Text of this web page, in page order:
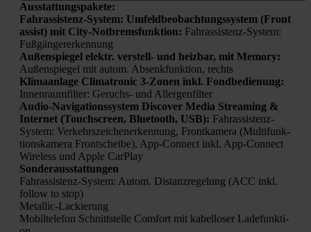
Aus­stat­tungs­pa­ke­te:
Fahr­as­sis­tenz-Sys­tem: Umfeld­be­ob­ach­tungs­sys­tem (Front
assist) mit City-Not­brems­funk­ti­on: Fahr­as­sis­tenz-Sys­tem:
Fuß­gän­ger­erken­nung
Außen­spie­gel elektr. ver­stell- und heiz­bar, mit Memo­ry:
Außen­spie­gel mit autom. Absenk­funk­ti­on, rechts
Kli­ma­an­la­ge Cli­ma­tro­nic 3‑Zonen inkl. Fondbe­die­nung:
Innen­raum­fil­ter: Geruchs- und Aller­gen­fil­ter
Audio-Navi­ga­ti­ons­sys­tem Dis­co­ver Media Strea­ming &
Inter­net (Touch­screen, Blue­tooth, USB): Fahr­as­sis­tenz-
Sys­tem: Ver­kehrs­zei­chen­er­ken­nung, Front­ka­me­ra (Mul­ti­funk­
ti­ons­ka­me­ra Front­schei­be), App-Con­nect inkl. App-Con­nect
Wire­less und Apple Car­Play
Son­der­aus­stat­tun­gen
Fahr­as­sis­tenz-Sys­tem: Autom. Distanz­re­ge­lung (ACC inkl.
fol­low to stop)
Metal­lic-Lackie­rung
Mobil­te­le­fon Schnitt­stel­le Com­fort mit kabel­lo­ser Lade­funk­ti­